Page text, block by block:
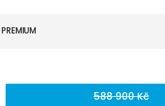
588 900 Kč